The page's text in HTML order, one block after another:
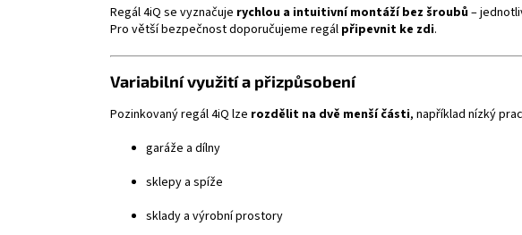
Regál 4iQ se vyznačuje rychlou a intuitivní montáží bez šroubů–
Pro větší bezpečnost doporučujeme regál připevnit ke zdi.
Variabilní využití a přizpůsobení
Pozinkovaný regál 4iQ lze rozdělit na dvě menší části, například nízký
garáže a dílny
sklepy a spíže
sklady a výrobní prostory